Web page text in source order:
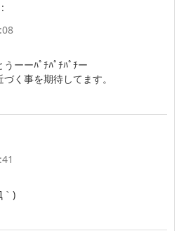
ーーﾊﾟﾁﾊﾟﾁﾊﾟﾁー
く事を期待してます。
｀)